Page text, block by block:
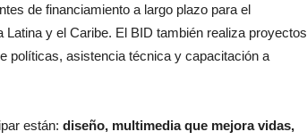
de financiamiento a largo plazo para el
y el Caribe. El BID también realiza proyectos
políticas, asistencia técnica y capacitación a
están: diseño, multimedia que mejora vidas,